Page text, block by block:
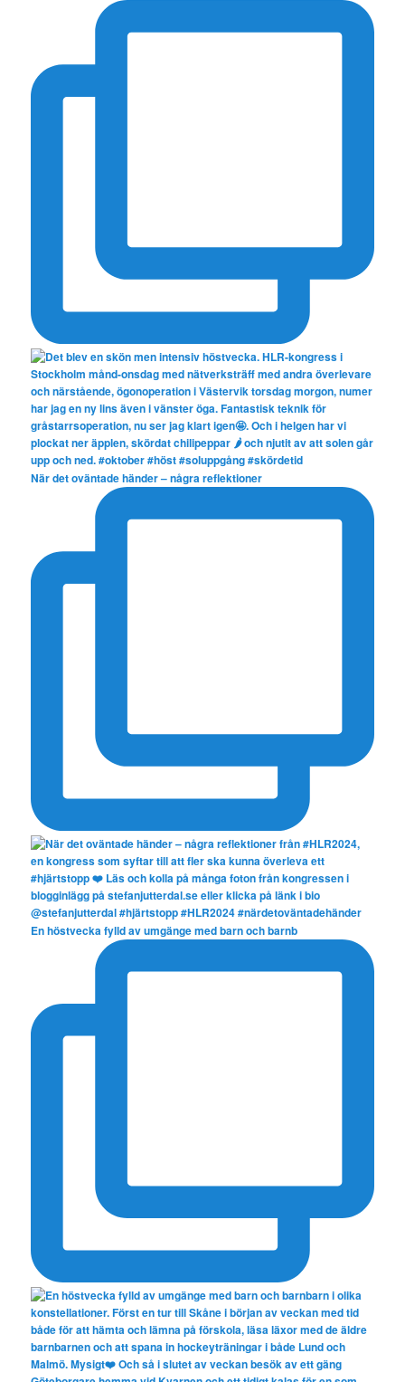
När det oväntade händer – några reflektioner
En höstvecka fylld av umgänge med barn och barnb